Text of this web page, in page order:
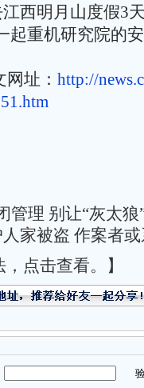
西明月山度假3
起重机研究院的
址： http://
管理 别让“灰太狼
家被盗 作案者
点击查看。】
验